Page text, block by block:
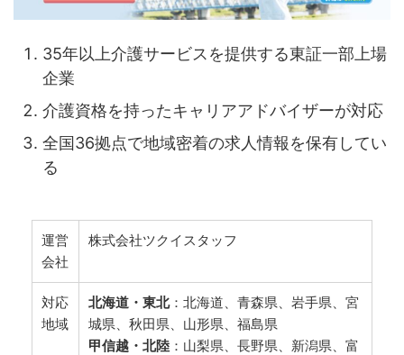
35年以上介護サービスを提供する東証一部上場
企業
介護資格を持ったキャリアアドバイザーが対応
全国36拠点で地域密着の求人情報を保有してい
る
運営
会社
株式会社ツクイスタッフ
対応
地域
北海道・東北：北海道、青森県、岩手県、宮
城県、秋田県、山形県、福島県
甲信越・北陸 ：山梨県、長野県、新潟県、富